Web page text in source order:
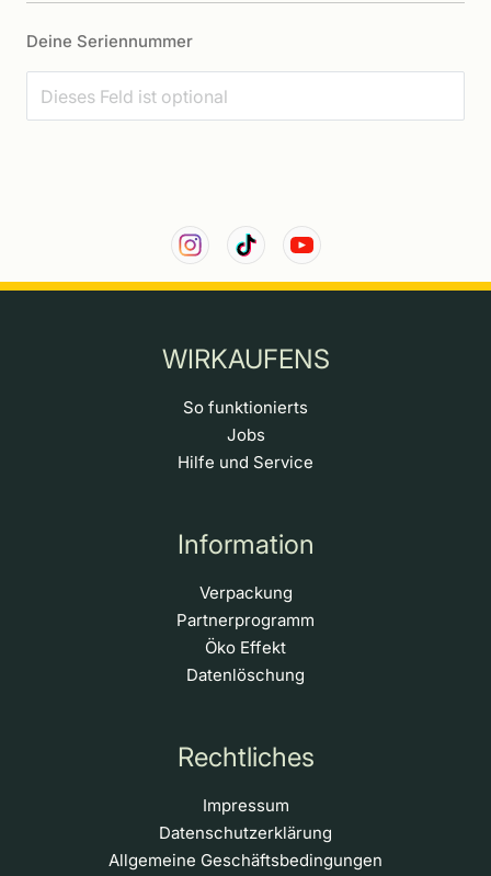
Deine Seriennummer
WIRKAUFENS
So funktionierts
Jobs
Hilfe und Service
Information
Verpackung
Partnerprogramm
Öko Effekt
Datenlöschung
Rechtliches
Impressum
Datenschutzerklärung
Allgemeine Geschäftsbedingungen